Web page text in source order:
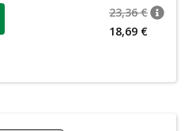
23,36 €
18,69 €